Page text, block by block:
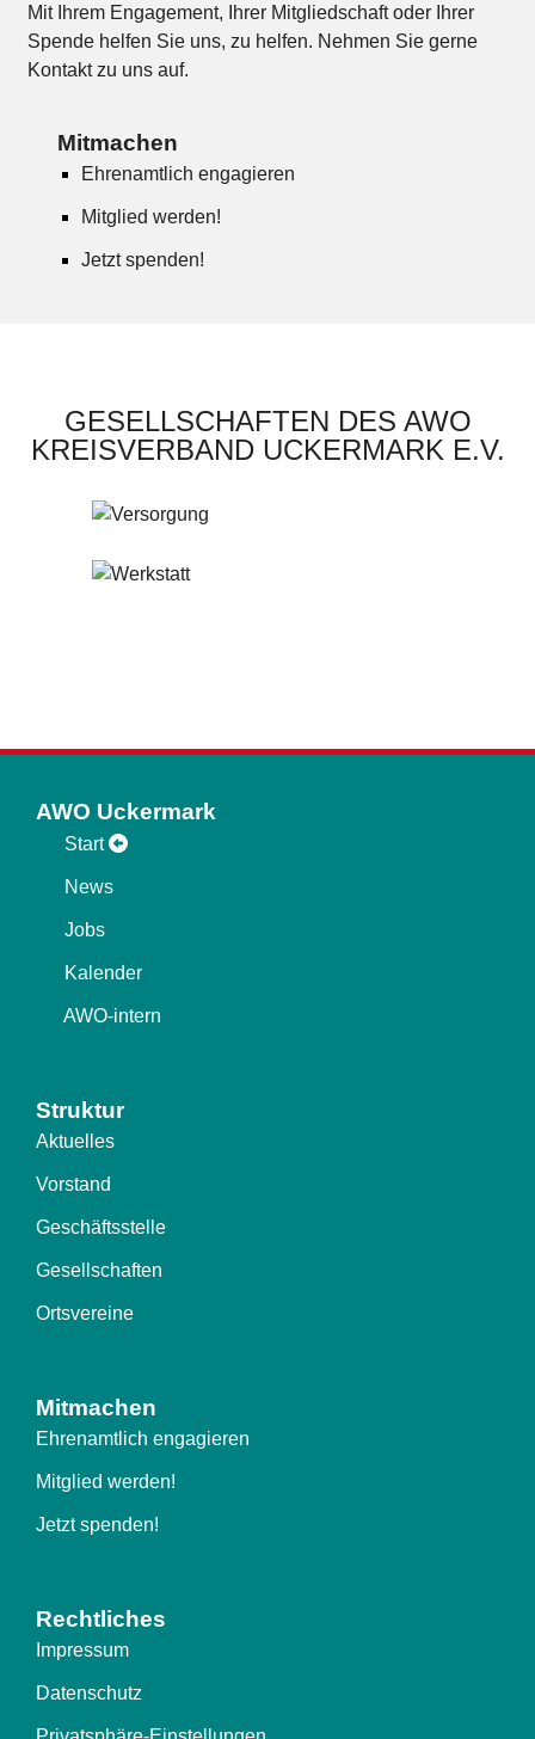
Mit Ihrem Engagement, Ihrer Mitgliedschaft oder Ihrer
Spende helfen Sie uns, zu helfen. Nehmen Sie gerne
Kontakt zu uns auf.
Mitmachen
Ehrenamtlich engagieren
Mitglied werden!
Jetzt spenden!
GESELLSCHAFTEN DES AWO
KREISVERBAND UCKERMARK E.V.
AWO Uckermark
Start
News
Jobs
Kalender
AWO-intern
Struktur
Aktuelles
Vorstand
Geschäftsstelle
Gesellschaften
Ortsvereine
Mitmachen
Ehrenamtlich engagieren
Mitglied werden!
Jetzt spenden!
Rechtliches
Impressum
Datenschutz